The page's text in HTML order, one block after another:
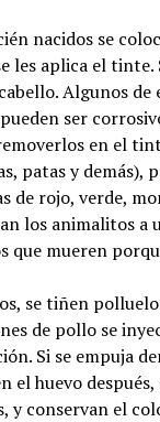
nacidos se
les aplica el
Algunos
ser
en el
patas y demás),
de rojo, verde,
los animalitos a
que mueren
se tiñen
de pollo se
Si se empuja
el huevo
y conservan el